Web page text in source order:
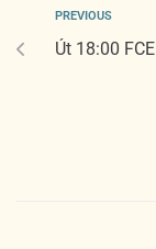
PREVIOUS
Út 18:00